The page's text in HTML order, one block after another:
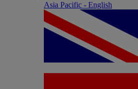
Asia Pacific - English